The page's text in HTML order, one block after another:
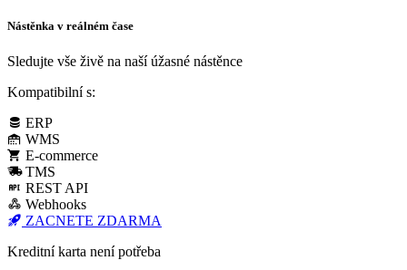
Nástěnka v reálném čase
Sledujte vše živě na naší úžasné nástěnce
Kompatibilní s:
ERP
WMS
E-commerce
TMS
REST API
Webhooks
ZACNETE ZDARMA
Kreditní karta není potřeba